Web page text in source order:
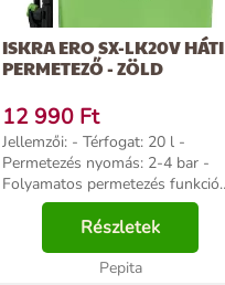
ISKRA ERO SX-LK20V HÁTI
PERMETEZŐ - ZÖLD
12 990 Ft
Jellemzői: - Térfogat: 20 l -
Permetezés nyomás: 2-4 bar -
Folyamatos permetezés funkció
Tartozék fúvókák: - Négy lyukas
beállítható fúvóka - Széles
szórású fúvóka - Dupla kúpos
fúvóka - Egy kúpos fú...
Részletek
Pepita